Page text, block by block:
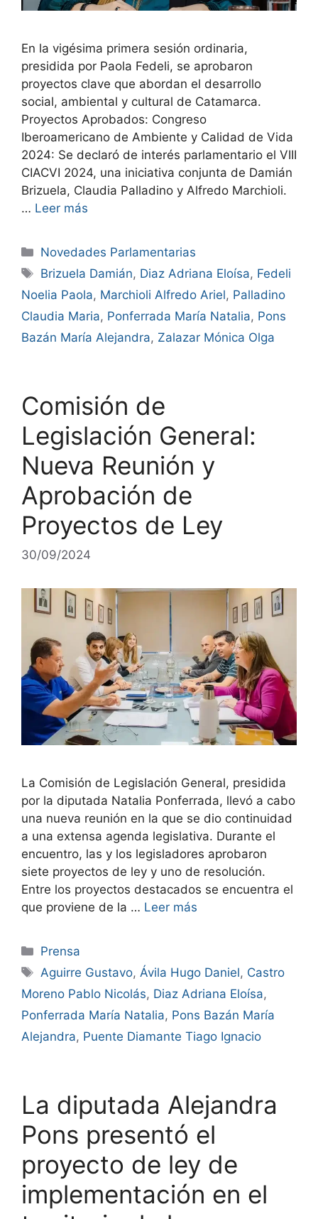
En la vigésima primera sesión ordinaria,
presidida por Paola Fedeli, se aprobaron
proyectos clave que abordan el desarrollo
social, ambiental y cultural de Catamarca.
Proyectos Aprobados: Congreso
Iberoamericano de Ambiente y Calidad de Vida
2024: Se declaró de interés parlamentario el VIII
CIACVI 2024, una iniciativa conjunta de Damián
Brizuela, Claudia Palladino y Alfredo Marchioli.
… Leer más
Novedades Parlamentarias
Brizuela Damián, Diaz Adriana Eloísa, Fedeli
Noelia Paola, Marchioli Alfredo Ariel, Palladino
Claudia Maria, Ponferrada María Natalia, Pons
Bazán María Alejandra, Zalazar Mónica Olga
Comisión de
Legislación General:
Nueva Reunión y
Aprobación de
Proyectos de Ley
30/09/2024
La Comisión de Legislación General, presidida
por la diputada Natalia Ponferrada, llevó a cabo
una nueva reunión en la que se dio continuidad
a una extensa agenda legislativa. Durante el
encuentro, las y los legisladores aprobaron
siete proyectos de ley y uno de resolución.
Entre los proyectos destacados se encuentra el
que proviene de la … Leer más
Prensa
Aguirre Gustavo,Ávila Hugo Daniel, Castro
Moreno Pablo Nicolás, Diaz Adriana Eloísa,
Ponferrada María Natalia, Pons Bazán María
Alejandra, Puente Diamante Tiago Ignacio
La diputada Alejandra
Pons presentó el
proyecto de ley de
implementación en el